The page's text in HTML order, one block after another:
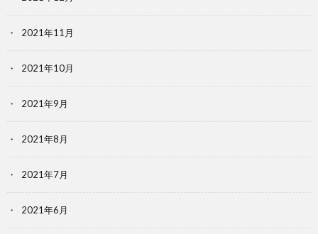
2021年11月
2021年10月
2021年9月
2021年8月
2021年7月
2021年6月